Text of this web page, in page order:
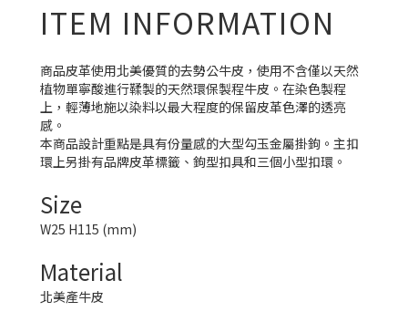
ITEM INFORMATION
商品皮革使用北美優質的去勢公牛皮，使用不含僅以天然
植物單寧酸進行鞣製的天然環保製程牛皮。在染色製程
上，輕薄地施以染料以最大程度的保留皮革色澤的透亮
感。
本商品設計重點是具有份量感的大型勾玉金屬掛鉤。主扣
環上另掛有品牌皮革標籤、鉤型扣具和三個小型扣環。
Size
W25 H115 (mm)
Material
北美產牛皮